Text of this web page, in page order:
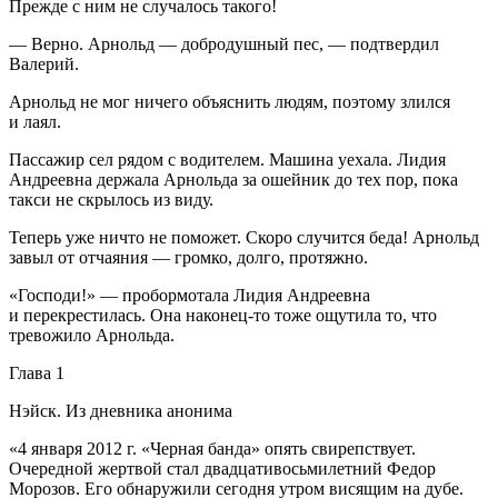
Прежде с ним не случалось такого!
— Верно. Арнольд — добродушный пес, — подтвердил
Валерий.
Арнольд не мог ничего объяснить людям, поэтому злился
и лаял.
Пассажир сел рядом с водителем. Машина уехала. Лидия
Андреевна держала Арнольда за ошейник до тех пор, пока
такси не скрылось из виду.
Теперь уже ничто не поможет. Скоро случится беда! Арнольд
завыл от отчаяния — громко, долго, протяжно.
«Господи!» — пробормотала Лидия Андреевна
и перекрестилась. Она наконец-то тоже ощутила то, что
тревожило Арнольда.
Глава 1
Нэйск. Из дневника анонима
«4 января 2012 г. «Черная банда» опять свирепствует.
Очередной жертвой стал двадцативосьмилетний Федор
Морозов. Его обнаружили сегодня утром висящим на дубе.